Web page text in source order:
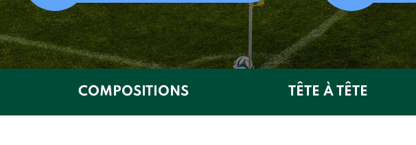
COMPOSITIONS TÊTE À TÊTE